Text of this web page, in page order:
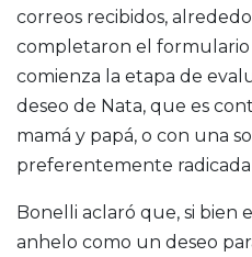
correos recibidos,
completaron el formulario
comienza la etapa de
deseo de Nata, que es
mamá y papá, o con una
preferentemente radicada
Bonelli aclaró que, si bien
anhelo como un deseo